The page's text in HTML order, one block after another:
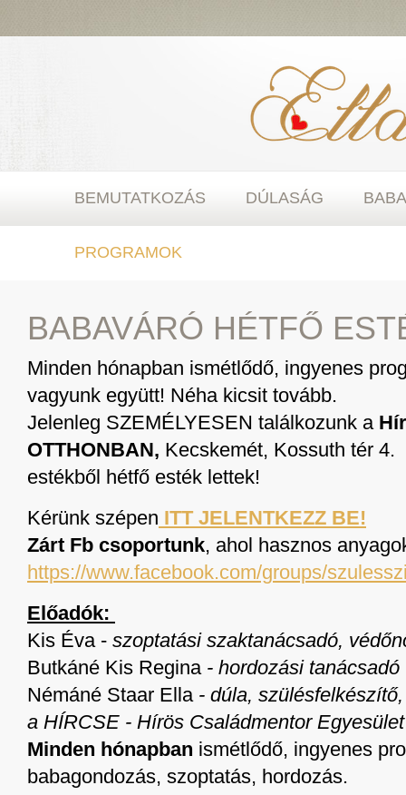
BEMUTATKOZÁS DÚLASÁG
PROGRAMOK
BABAVÁRÓ HÉTFŐ
Minden hónapban ismétlődő, ingyenes
vagyunk együtt! Néha kicsit tovább.
Jelenleg SZEMÉLYESEN találkozunk a
OTTHONBAN, Kecskemét, Kossuth tér
estékből hétfő esték lettek!
Kérünk szépen ITT JELENTKEZZ BE!
Zárt Fb csoportunk, ahol hasznos
https://www.facebook.com/groups/
Előadók:
Kis Éva - szoptatási szaktanácsadó,
Butkáné Kis Regina- hordozási tanácsadó
Némáné Staar Ella- dúla,
a HÍRCSE - Hírös Családmentor
Minden hónapban ismétlődő, ingyenes
babagondozás, szoptatás, hordozás.